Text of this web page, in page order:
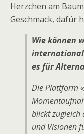
Herzchen am
Geschmack, dafür
Wie können
es für
Die Plattform
blickt zugleich
und Visionen